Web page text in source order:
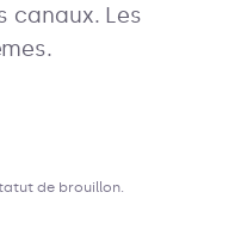
canaux. Les
de brouillon.